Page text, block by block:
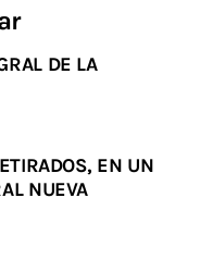
DE LA
EN UN
NUEVA